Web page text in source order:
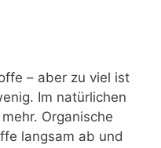
– aber zu viel ist
Im natürlichen
Organische
langsam ab und